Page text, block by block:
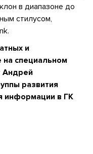
в диапазоне до
стилусом,
и
на специальном
Андрей
развития
информации в ГК